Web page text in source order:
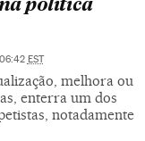
política
EST
melhora ou
enterra um dos
notadamente